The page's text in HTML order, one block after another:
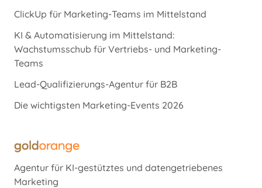
ClickUp für Marketing-Teams im Mittelstand
KI & Automatisierung im Mittelstand:
Wachstumsschub für Vertriebs- und Marketing-
Teams
Lead-Qualifizierungs-Agentur für B2B
Die wichtigsten Marketing-Events 2026
Agentur für KI-gestütztes und datengetriebenes
Marketing